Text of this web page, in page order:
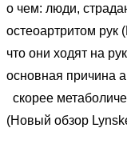
о чем: люди,
остеоартритом рук
что они ходят на
основная причина
скорее
(Новый обзор